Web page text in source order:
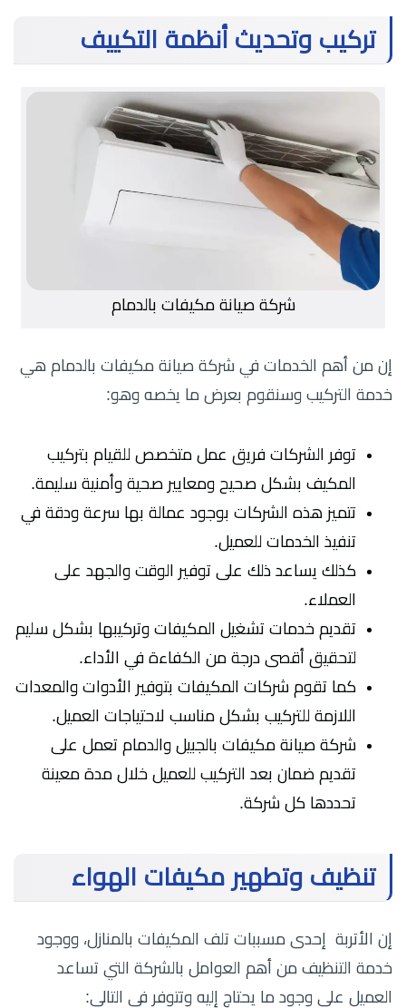
تركيب وتحديث أنظمة التكييف
شركة صيانة مكيفات بالدمام
إن من أهم الخدمات في شركة صيانة مكيفات بالدمام هي
خدمة التركيب وسنقوم بعرض ما يخصه وهو:
توفر الشركات فريق عمل متخصص للقيام بتركيب
المكيف بشكل صحيح ومعايير صحية وأمنية سليمة.
تتميز هذه الشركات بوجود عمالة بها سرعة ودقة في
تنفيذ الخدمات للعميل.
كذلك يساعد ذلك على توفير الوقت والجهد على
العملاء.
تقديم خدمات تشغيل المكيفات وتركيبها بشكل سليم
لتحقيق أقصى درجة من الكفاءة في الأداء.
كما تقوم شركات المكيفات بتوفير الأدوات والمعدات
اللازمة للتركيب بشكل مناسب لاحتياجات العميل.
شركة صيانة مكيفات بالجبيل والدمام تعمل على
تقديم ضمان بعد التركيب للعميل خلال مدة معينة
تحددها كل شركة.
تنظيف وتطهير مكيفات الهواء
إن الأتربة إحدى مسببات تلف المكيفات بالمنازل، ووجود
خدمة التنظيف من أهم العوامل بالشركة التي تساعد
العميل على وجود ما يحتاج إليه وتتوفر في التالي: